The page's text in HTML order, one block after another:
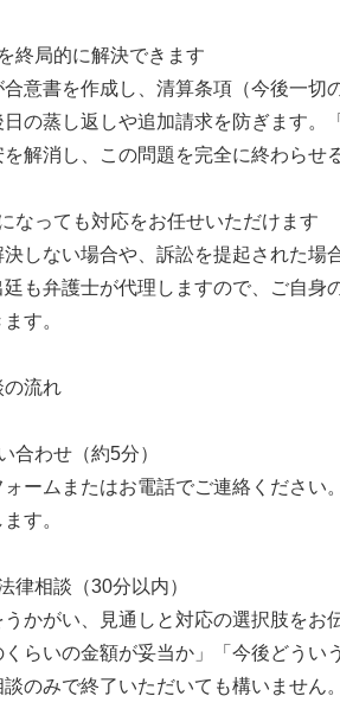
終局的に解決できます
意書を作成し、清算条項（今後一切
日の蒸し返しや追加請求を防ぎます。
解消し、この問題を完全に終わらせ
っても対応をお任せいただけます
決しない場合や、訴訟を提起された場
も弁護士が代理しますので、ご自身
す。
流れ
わせ（約5分）
ォームまたはお電話でご連絡ください
す。
相談（30分以内）
うかがい、見通しと対応の選択肢をお
くらいの金額が妥当か」「今後どうい
談のみで終了いただいても構いません。